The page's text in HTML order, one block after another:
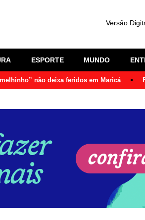
Versão
ESPORTE MUNDO
não deixa feridos em Maricá